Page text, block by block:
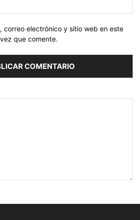
correo electrónico y sitio web en este
que comente.